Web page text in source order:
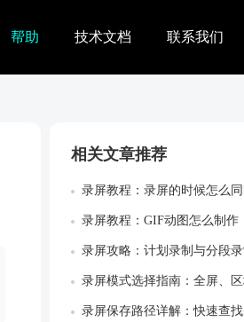
帮助 技术文档 联系我们
相关文章推荐
录屏教程：录屏的时候怎么
录屏攻略：计划录制与分段
录屏保存路径详解：快速查